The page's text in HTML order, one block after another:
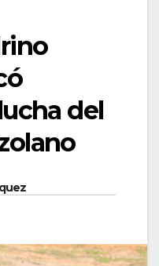
del